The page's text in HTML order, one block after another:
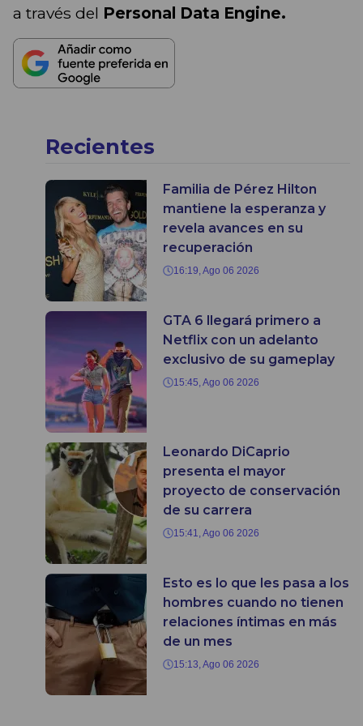
a través del Personal Data Engine.
Recientes
Familia de Pérez Hilton
mantiene la esperanza y
revela avances en su
recuperación
16:19, Ago 06 2026
GTA 6 llegará primero a
Netflix con un adelanto
exclusivo de su gameplay
15:45, Ago 06 2026
Leonardo DiCaprio
presenta el mayor
proyecto de conservación
de su carrera
15:41, Ago 06 2026
Esto es lo que les pasa a los
hombres cuando no tienen
relaciones íntimas en más
de un mes
15:13, Ago 06 2026